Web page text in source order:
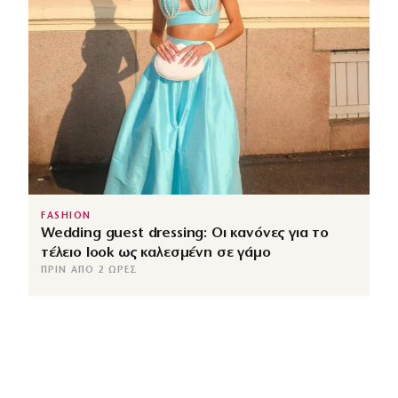
FASHION
Wedding guest dressing: Οι κανόνες για το
τέλειο look ως καλεσμένη σε γάμο
ΠΡΙΝ ΑΠΌ 2 ΏΡΕΣ